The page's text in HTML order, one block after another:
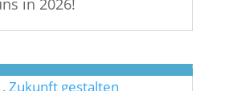
in 2026!